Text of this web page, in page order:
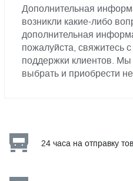
Дополнительная
возникли какие-либо
дополнительная
пожалуйста, свяжитесь
поддержки клиентов.
выбрать и приобрести
24 часа на отправку